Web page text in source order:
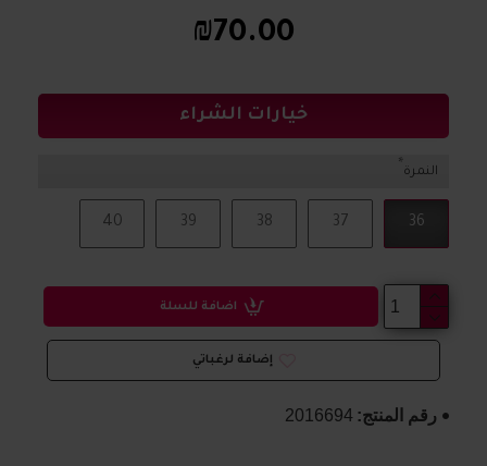
رقم المنتج: 2016694
₪70.00
خيارات الشراء
النمرة
36
37
38
39
40
اضافة للسلة
إضافة لرغباتي